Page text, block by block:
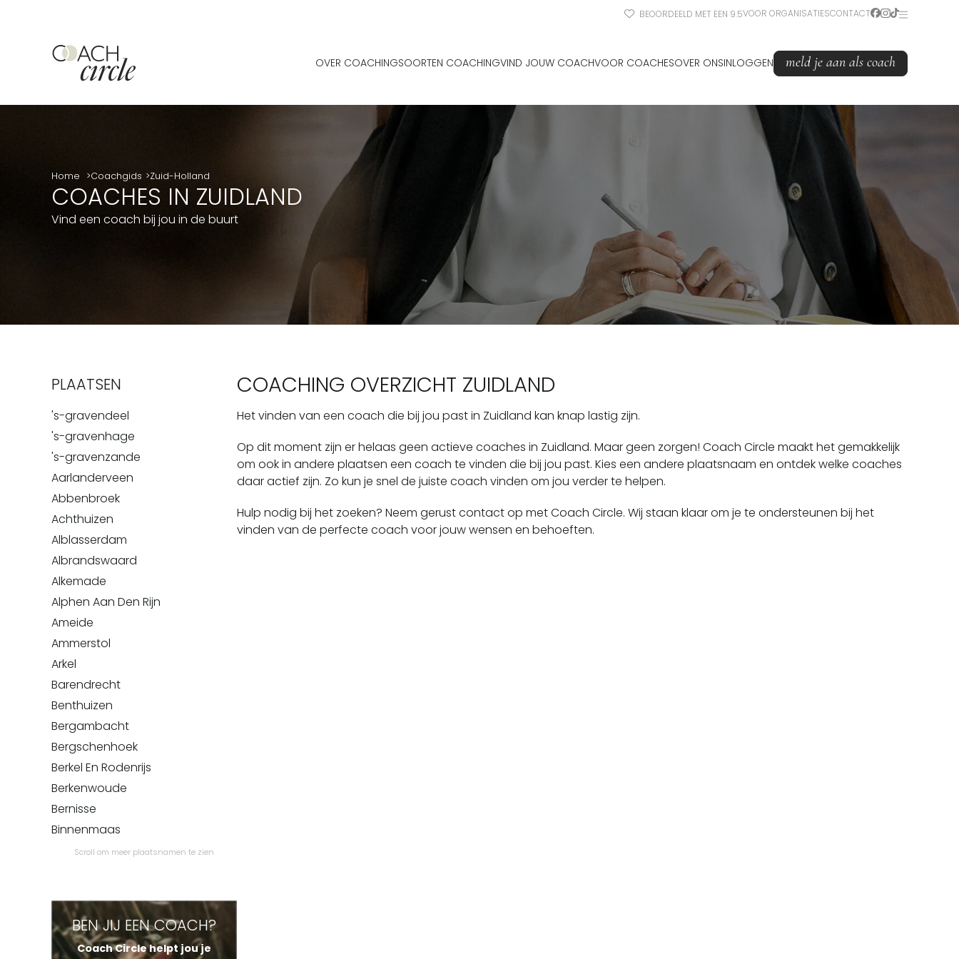
BEOORDEELD MET EEN 9.5VOOR ORGANISATIESCONTACT
OVER COACHINGSOORTEN COACHINGVIND JOUW COACHVOOR COACHESOVER ONSINLOGGEN meld je aan als coach
Home Coachgids Zuid-Holland
COACHES IN ZUIDLAND
Vind een coach bij jou in de buurt
PLAATSEN
's-gravendeel
's-gravenhage
's-gravenzande
Aarlanderveen
Abbenbroek
Achthuizen
Alblasserdam
Albrandswaard
Alkemade
Alphen Aan Den Rijn
Ameide
Ammerstol
Arkel
Barendrecht
Benthuizen
Bergambacht
Bergschenhoek
Berkel En Rodenrijs
Berkenwoude
Bernisse
Binnenmaas
Bleiswijk
Boskoop
Botlek
Brandwijk
Scroll om meer plaatsnamen te zien
BEN JIJ EEN COACH?
Coach Circle helpt jou je
COACHING OVERZICHT ZUIDLAND
Het vinden van een coach die bij jou past in Zuidland kan knap lastig zijn.
Op dit moment zijn er helaas geen actieve coaches in Zuidland. Maar geen zorgen! Coach Circle maakt het gemakkelijk
om ook in andere plaatsen een coach te vinden die bij jou past. Kies een andere plaatsnaam en ontdek welke coaches
daar actief zijn. Zo kun je snel de juiste coach vinden om jou verder te helpen.
Hulp nodig bij het zoeken? Neem gerust contact op met Coach Circle. Wij staan klaar om je te ondersteunen bij het
vinden van de perfecte coach voor jouw wensen en behoeften.